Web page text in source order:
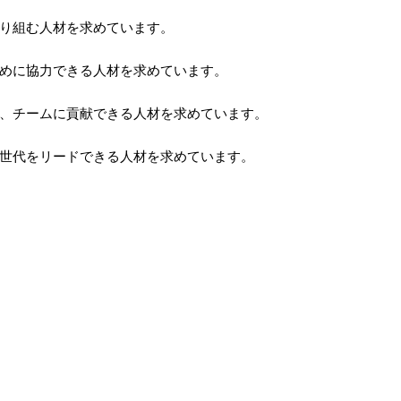
組む人材を求めています。
に協力できる人材を求めています。
ームに貢献できる人材を求めています。
代をリードできる人材を求めています。